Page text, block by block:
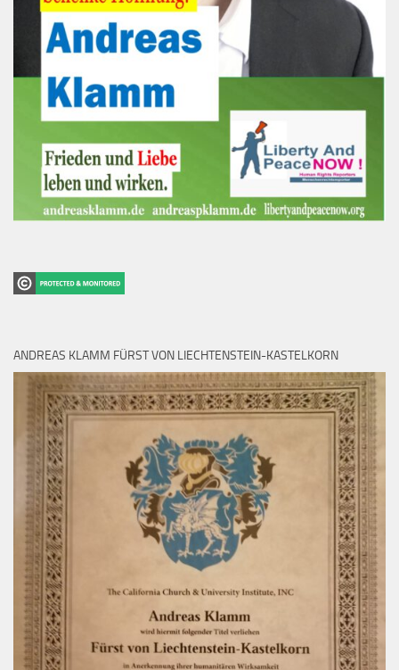
ANDREAS KLAMM FÜRST VON LIECHTENSTEIN-KASTELKORN